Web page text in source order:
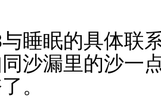
睡眠的具体联
沙漏里的沙一
。